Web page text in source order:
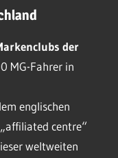
der
MG-Fahrer in
englischen
centre“
weltweiten